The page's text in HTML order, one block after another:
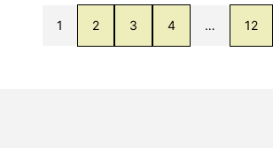
1 2 3 4 … 12